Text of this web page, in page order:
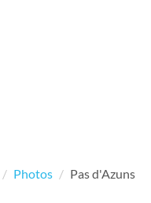
Photos Pas d'Azuns